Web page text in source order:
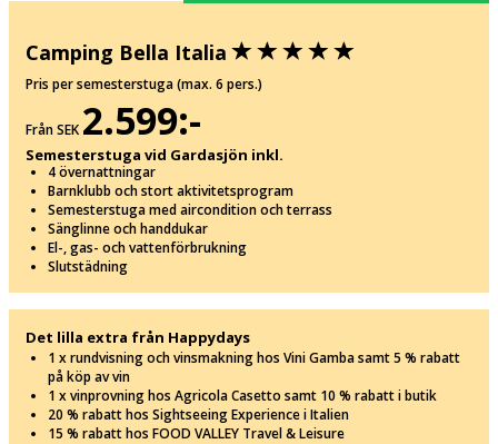
Camping Bella Italia
Pris per semesterstuga (max. 6 pers.)
Från SEK 2.599:-
Semesterstuga vid Gardasjön inkl.
4 övernattningar
Barnklubb och stort aktivitetsprogram
Semesterstuga med aircondition och terrass
Sänglinne och handdukar
El-, gas- och vattenförbrukning
Slutstädning
Det lilla extra från Happydays
1 x rundvisning och vinsmakning hos Vini Gamba samt 5 % rabatt
på köp av vin
1 x vinprovning hos Agricola Casetto samt 10 % rabatt i butik
20 % rabatt hos Sightseeing Experience i Italien
15 % rabatt hos FOOD VALLEY Travel & Leisure